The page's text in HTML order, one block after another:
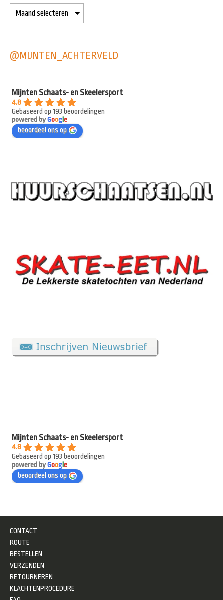
@MIJNTEN_ACHTERVELD
Mijnten Schaats- en Skeelersport
4.8
Gebaseerd op 193 beoordelingen
powered byGooge
beoordeel ons op
Mijnten Schaats- en Skeelersport
4.8
Gebaseerd op 193 beoordelingen
powered byGooge
beoordeel ons op
CONTACT
ROUTE
BESTELLEN
VERZENDEN
RETOURNEREN
KLACHTENPROCEDURE